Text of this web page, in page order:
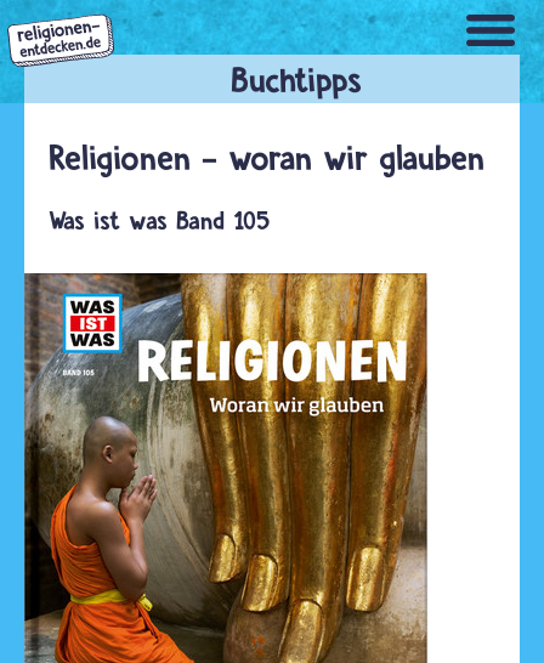
Direkt
zum
Inhalt
Religionen - woran wir glauben
Was ist was Band 105